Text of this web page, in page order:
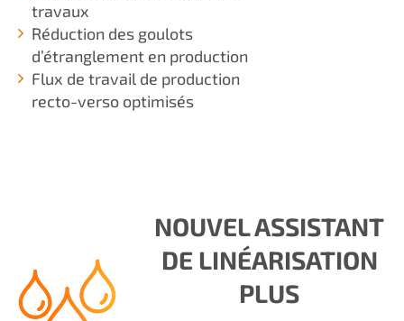
travaux
Réduction des goulots
d’étranglement en production
Flux de travail de production
recto-verso optimisés
NOUVEL ASSISTANT
DE LINÉARISATION
PLUS